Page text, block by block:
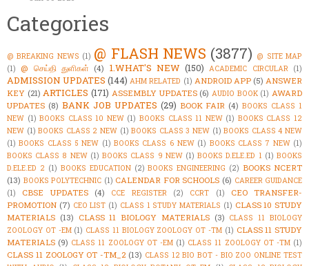
Categories
@ BREAKING NEWS (1) @ FLASH NEWS (3877) @ SITE MAP
(1) @ செய்தி துளிகள் (4) 1.WHAT'S NEW (150) ACADEMIC CIRCULAR (1)
ADMISSION UPDATES (144) AHM RELATED (1) ANDROID APP (5) ANSWER
KEY (21) ARTICLES (171) ASSEMBLY UPDATES (6) AUDIO BOOK (1) AWARD
UPDATES (8) BANK JOB UPDATES (29) BOOK FAIR (4) BOOKS CLASS 1
NEW (1) BOOKS CLASS 10 NEW (1) BOOKS CLASS 11 NEW (1) BOOKS CLASS 12
NEW (1) BOOKS CLASS 2 NEW (1) BOOKS CLASS 3 NEW (1) BOOKS CLASS 4 NEW
(1) BOOKS CLASS 5 NEW (1) BOOKS CLASS 6 NEW (1) BOOKS CLASS 7 NEW (1)
BOOKS CLASS 8 NEW (1) BOOKS CLASS 9 NEW (1) BOOKS D.ELE.ED 1 (1) BOOKS
D.ELE.ED 2 (1) BOOKS EDUCATION (2) BOOKS ENGINEERING (2) BOOKS NCERT
(13) BOOKS POLYTECHNIC (1) CALENDAR FOR SCHOOLS (6) CAREER GUIDANCE
(1)
CBSE UPDATES (4) CCE REGISTER (2) CCRT (1)
CEO TRANSFER-
PROMOTION (7) CEO LIST (1) CLASS 1 STUDY MATERIALS (1) CLASS 10 STUDY
MATERIALS (13) CLASS 11 BIOLOGY MATERIALS (3) CLASS 11 BIOLOGY
ZOOLOGY OT -EM (1) CLASS 11 BIOLOGY ZOOLOGY OT -TM (1) CLASS 11 STUDY
MATERIALS (9) CLASS 11 ZOOLOGY OT -EM (1) CLASS 11 ZOOLOGY OT -TM (1)
CLASS 11 ZOOLOGY OT -TM_2 (13) CLASS 12 BIO BOT - BIO ZOO ONLINE TEST